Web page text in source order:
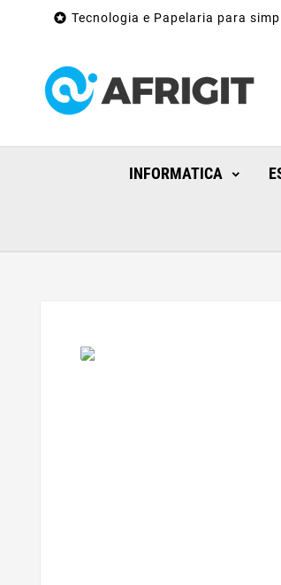
 Tecnologia e Papelaria para
INFORMATICA